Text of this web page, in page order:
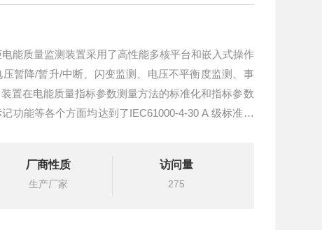
能质量监测装置采用了高性能多核平台和嵌入式操作
暂降/暂升/中断、闪变监测、电压不平衡度监测、事
置在电能质量指标参数测量方法的标准化和指标参数
功能等各个方面均达到了IEC61000-4-30 A 级标准，
厂商性质
生产厂家
访问量
275